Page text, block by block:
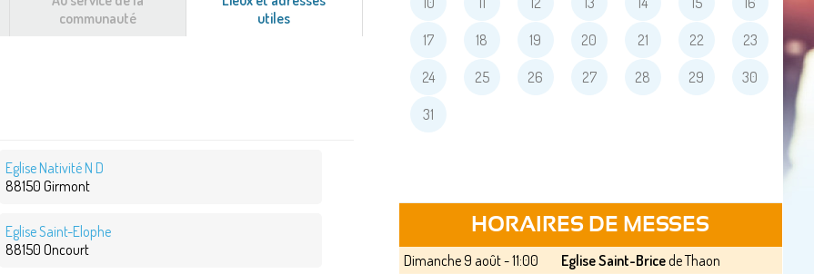
communauté
utiles
Eglise Nativité N D
88150 Girmont
Eglise Saint-Elophe
88150 Oncourt
17 18 19 20 21 22 23
24 25 26 27 28 29 30
31
HORAIRES DE MESSES
Dimanche 9 août - 11:00 Eglise Saint-Bricede Thaon